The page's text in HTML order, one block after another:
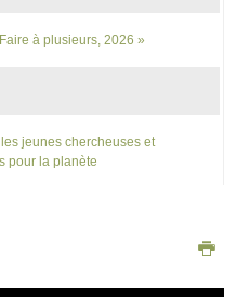
à plusieurs, 2026 »
jeunes chercheuses et
pour la planète